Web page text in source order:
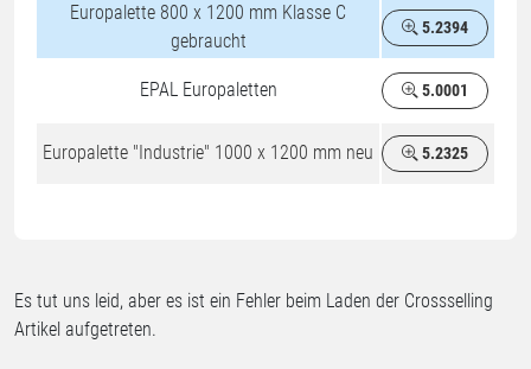
Europalette 800 x 1200 mm Klasse C
gebraucht
5.2394
EPAL Europaletten 5.0001
Europalette "Industrie" 1000 x 1200 mm neu 5.2325
Es tut uns leid, aber es ist ein Fehler beim Laden der Crossselling
Artikel aufgetreten.